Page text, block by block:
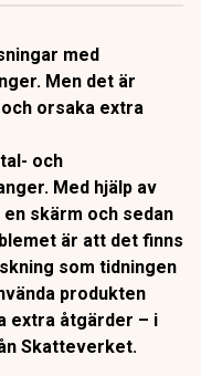
med
Men det är
orsaka extra
och
Med hjälp av
skärm och sedan
är att det finns
som tidningen
produkten
extra åtgärder – i
Skatteverket.